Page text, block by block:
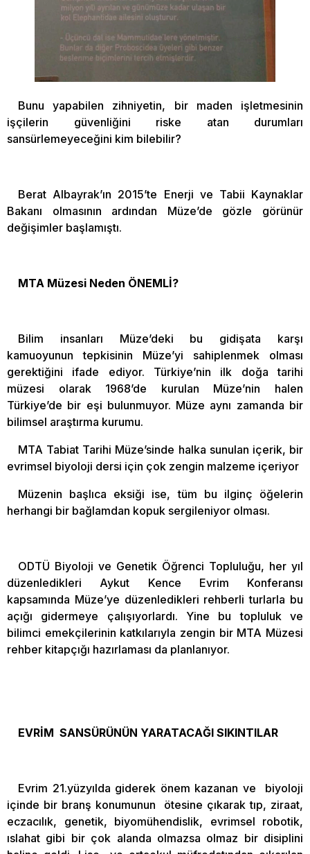
Bunu yapabilen zihniyetin, bir maden işletmesinin
işçilerin güvenliğini riske atan durumları
sansürlemeyeceğini kim bilebilir?
Berat Albayrak’ın 2015’te Enerji ve Tabii Kaynaklar
Bakanı olmasının ardından Müze’de gözle görünür
değişimler başlamıştı.
MTA Müzesi Neden ÖNEMLİ?
Bilim insanları Müze’deki bu gidişata karşı
kamuoyunun tepkisinin Müze’yi sahiplenmek olması
gerektiğini ifade ediyor. Türkiye’nin ilk doğa tarihi
müzesi olarak 1968’de kurulan Müze’nin halen
Türkiye’de bir eşi bulunmuyor. Müze aynı zamanda bir
bilimsel araştırma kurumu.
MTA Tabiat Tarihi Müze’sinde halka sunulan içerik, bir
evrimsel biyoloji dersi için çok zengin malzeme içeriyor
Müzenin başlıca eksiği ise, tüm bu ilginç öğelerin
herhangi bir bağlamdan kopuk sergileniyor olması.
ODTÜ Biyoloji ve Genetik Öğrenci Topluluğu, her yıl
düzenledikleri Aykut Kence Evrim Konferansı
kapsamında Müze’ye düzenledikleri rehberli turlarla bu
açığı gidermeye çalışıyorlardı. Yine bu topluluk ve
bilimci emekçilerinin katkılarıyla zengin bir MTA Müzesi
rehber kitapçığı hazırlaması da planlanıyor.
EVRİM SANSÜRÜNÜN YARATACAĞI SIKINTILAR
Evrim 21.yüzyılda giderek önem kazanan ve biyoloji
içinde bir branş konumunun ötesine çıkarak tıp, ziraat,
eczacılık, genetik, biyomühendislik, evrimsel robotik,
ıslahat gibi bir çok alanda olmazsa olmaz bir disiplini